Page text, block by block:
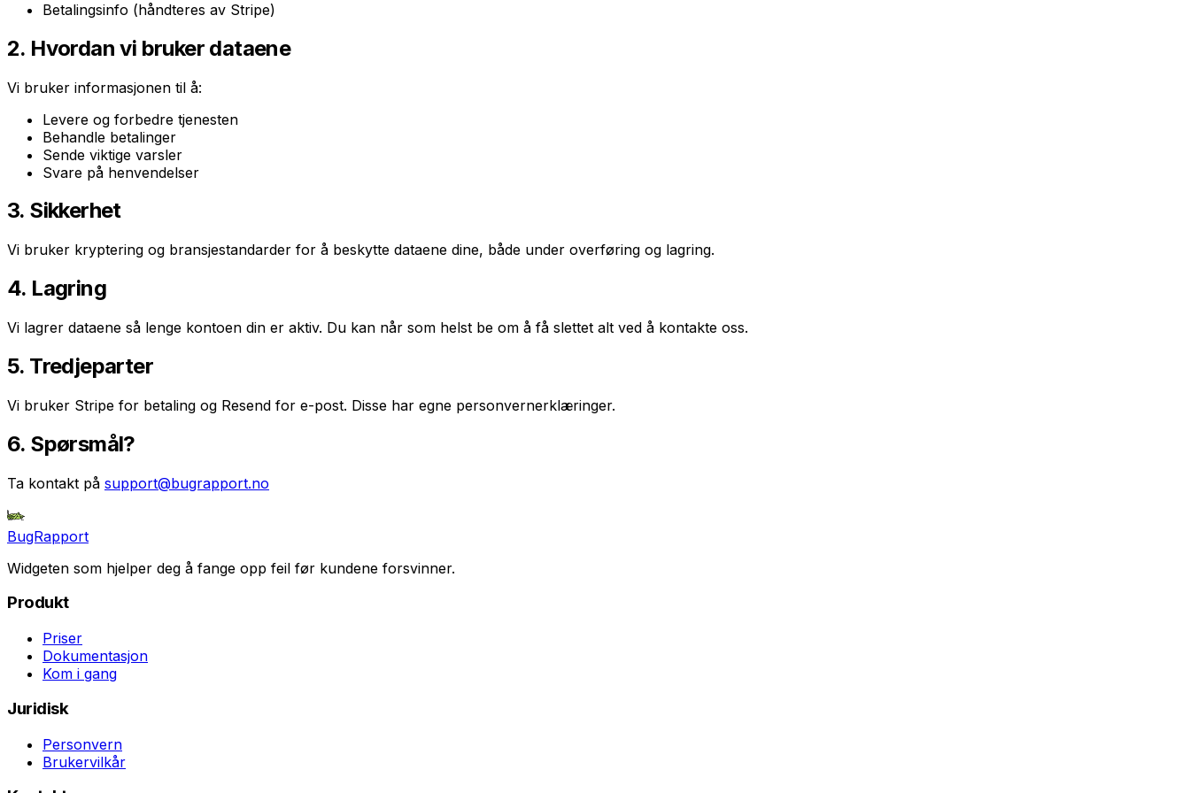
Betalingsinfo (håndteres av Stripe)
2. Hvordan vi bruker dataene
Vi bruker informasjonen til å:
Levere og forbedre tjenesten
Behandle betalinger
Sende viktige varsler
Svare på henvendelser
3. Sikkerhet
Vi bruker kryptering og bransjestandarder for å beskytte dataene dine, både under overføring og lagring.
4. Lagring
Vi lagrer dataene så lenge kontoen din er aktiv. Du kan når som helst be om å få slettet alt ved å kontakte oss.
5. Tredjeparter
Vi bruker Stripe for betaling og Resend for e-post. Disse har egne personvernerklæringer.
6. Spørsmål?
Ta kontakt på support@bugrapport.no
BugRapport
Widgeten som hjelper deg å fange opp feil før kundene forsvinner.
Produkt
Priser
Dokumentasjon
Kom i gang
Juridisk
Personvern
Brukervilkår